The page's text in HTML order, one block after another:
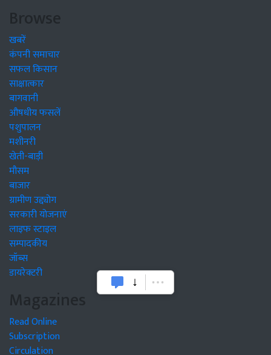
Browse
खबरें
कंपनी समाचार
सफल किसान
साक्षात्कार
बागवानी
औषधीय फसलें
पशुपालन
मशीनरी
खेती-बाड़ी
मौसम
बाजार
ग्रामीण उद्द्योग
सरकारी योजनाएं
लाइफ स्टाइल
सम्पादकीय
जॉब्स
डायरेक्टरी
Magazines
Read Online
Subscription
Circulation